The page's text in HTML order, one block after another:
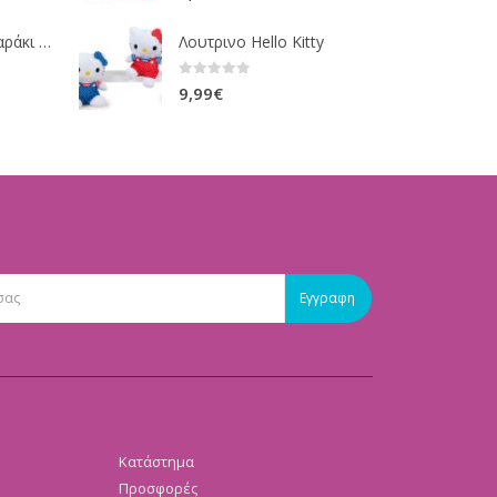
Fisher-Price Μαξιλαράκι Δραστηριοτήτων με Αρκουδάκι (JHB44) Λουτρινο Hello Kitty
9,99€
Κατάστημα
Προσφορές